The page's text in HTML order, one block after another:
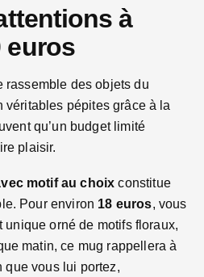
à
euros
rassemble des objets du
véritables pépites grâce à la
qu’un budget limité
plaisir.
motif au choix constitue
Pour environ 18 euros, vous
unique orné de motifs floraux,
matin, ce mug rappellera à
que vous lui portez,